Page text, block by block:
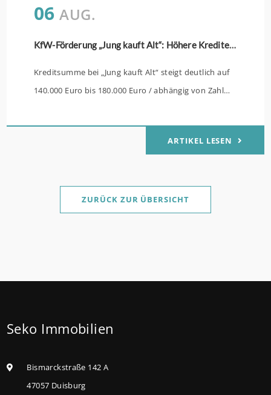
06 AUG.
KfW-Förderung „Jung kauft Alt“: Höhere Kredite ab August 2026
Kreditsumme bei „Jung kauft Alt“ steigt deutlich auf
140.000 Euro bis 180.000 Euro / abhängig von Zahl
verbilligt: Heutiger Zins bei 0,53 Prozent effektiv bei
35 Jahren Laufzeit und 10 Jahren Zinsbindung
Sanierung in Einzelmaßnahmen ab sofort möglich
kaufen, die sie selbst bewohnen und sanieren,
höheren Kreditbetrag bei der KfW beantragen. Für
Familien mit einem Kind steigt der
ARTIKEL LESEN
ZURÜCK ZUR ÜBERSICHT
Seko Immobilien
Bismarckstraße 142 A
47057 Duisburg